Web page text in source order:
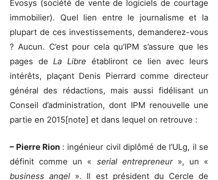
Evosys (société de vente de logiciels de courtage
immobilier). Quel lien entre le journalisme et la
plupart de ces investissements, demanderez-vous
? Aucun. C’est pour cela qu’IPM s’assure que les
pages deLa Libre établiront ce lien avec leurs
intérêts, plaçant Denis Pierrard comme directeur
général des rédactions, mais aussi fidélisant un
Conseil d’administration, dont IPM renouvelle une
partie en 2015[note] et dans lequel on retrouve :
– Pierre Rion : ingénieur civil diplômé de l’ULg, il se
définit comme un « serial entrepreneur », un «
business angel ». Il est président du Cercle de